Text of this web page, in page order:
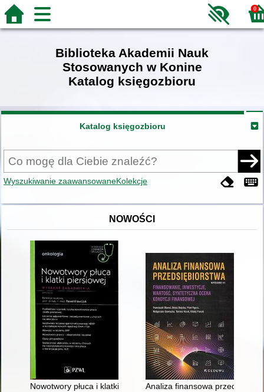
0
Biblioteka Akademii Nauk
Stosowanych w Konine
Katalog księgozbioru
Katalog księgozbioru
Wyszukiwanie zaawansowaneKolekcje
NOWOŚCI
Nowotwory płuca i klatki piersiowej : wybrane zagadnienia
Analiza finansowa